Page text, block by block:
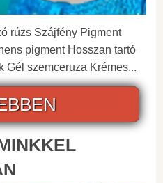
rúzs Szájfény Pigment
pigment Hosszan tartó
Gél szemceruza Krémes...